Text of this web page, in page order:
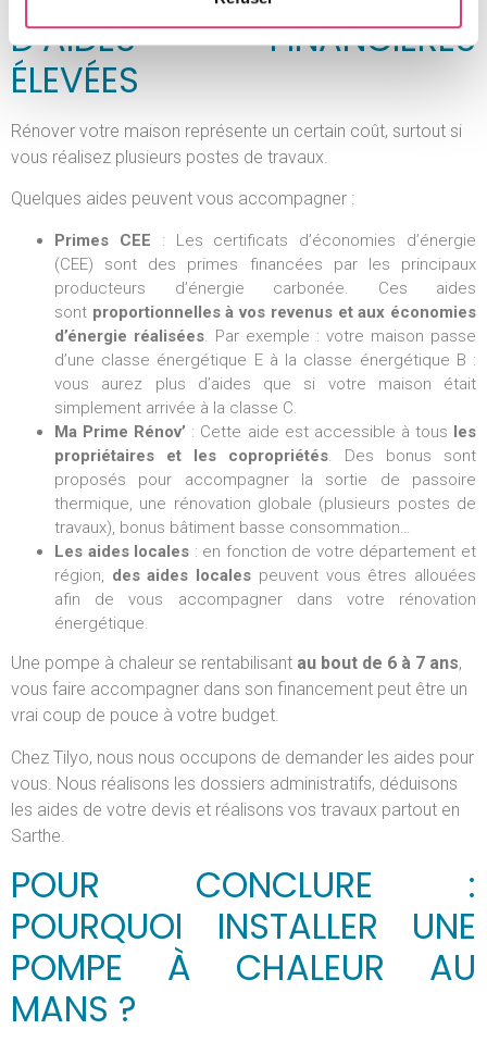
D’AIDES FINANCIÈRES
ÉLEVÉES
Rénover votre maison représente un certain coût, surtout si
vous réalisez plusieurs postes de travaux.
Quelques aides peuvent vous accompagner :
Primes CEE : Les certificats d’économies d’énergie
(CEE) sont des primes financées par les principaux
producteurs d’énergie carbonée. Ces aides
sont proportionnelles à vos revenus et aux économies
d’énergie réalisées. Par exemple : votre maison passe
d’une classe énergétique E à la classe énergétique B :
vous aurez plus d’aides que si votre maison était
simplement arrivée à la classe C.
Ma Prime Rénov’ : Cette aide est accessible à tous les
propriétaires et les copropriétés. Des bonus sont
proposés pour accompagner la sortie de passoire
thermique, une rénovation globale (plusieurs postes de
travaux), bonus bâtiment basse consommation…
Les aides locales : en fonction de votre département et
région, des aides locales peuvent vous êtres allouées
afin de vous accompagner dans votre rénovation
énergétique.
Une pompe à chaleur se rentabilisant au bout de 6 à 7 ans,
vous faire accompagner dans son financement peut être un
vrai coup de pouce à votre budget.
Chez Tilyo, nous nous occupons de demander les aides pour
vous. Nous réalisons les dossiers administratifs, déduisons
les aides de votre devis et réalisons vos travaux partout en
Sarthe.
POUR CONCLURE :
POURQUOI INSTALLER UNE
POMPE À CHALEUR AU
MANS ?